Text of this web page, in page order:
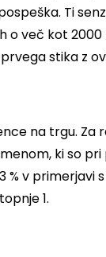
Ti
več kot
stika z
na trgu.
ki so
v
1.